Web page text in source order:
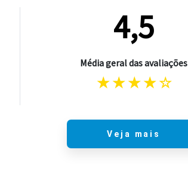
4,5
Média geral das avaliações
Veja mais